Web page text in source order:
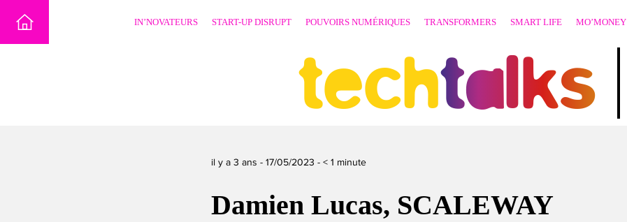
IN’NOVATEURS START-UP DISRUPT POUVOIRS NUMÉRIQUES TRANSFORMERS SMART LIFE MO’MONEY
techtalks
il y a 3 ans - 17/05/2023 - < 1 minute
Damien Lucas, SCALEWAY